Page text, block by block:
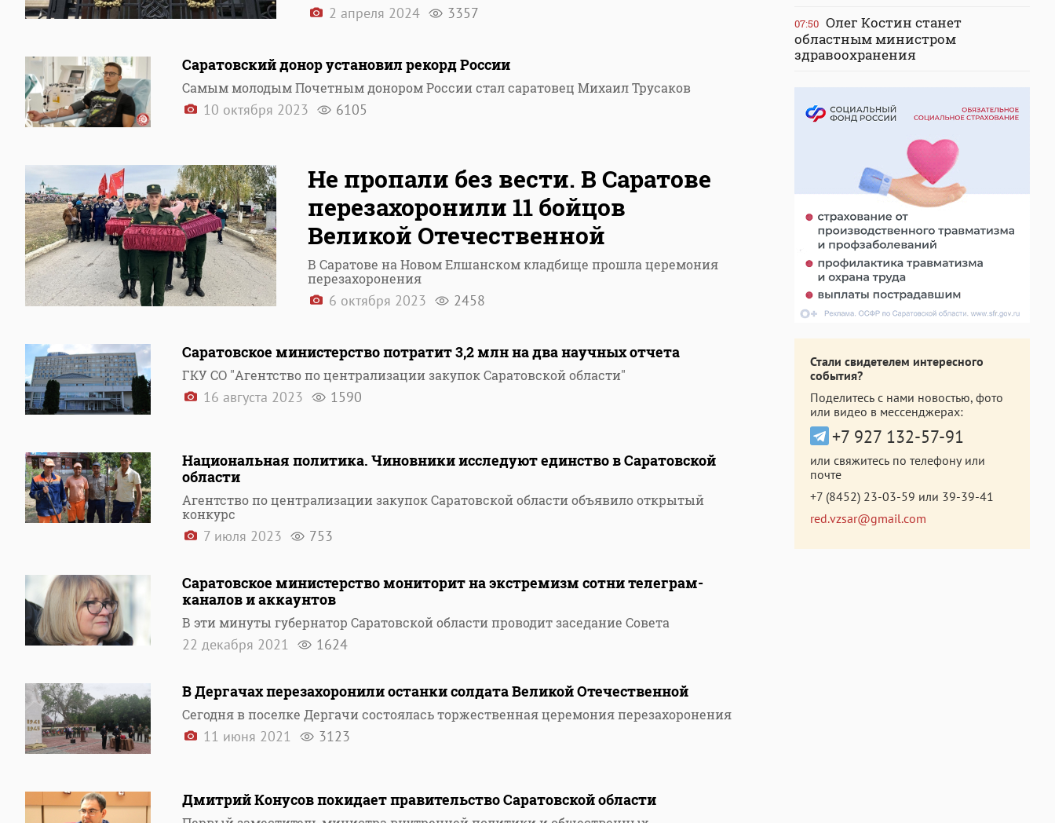
2 апреля 2024 3357
Саратовский донор установил рекорд России
Самым молодым Почетным донором России стал саратовец Михаил Трусаков
10 октября 2023 6105
Не пропали без вести. В Саратове
перезахоронили 11 бойцов
Великой Отечественной
В Саратове на Новом Елшанском кладбище прошла церемония
перезахоронения
6 октября 2023 2458
Саратовское министерство потратит 3,2 млн на два научных отчета
ГКУ СО "Агентство по централизации закупок Саратовской области"
16 августа 2023 1590
Национальная политика. Чиновники исследуют единство в Саратовской
области
Агентство по централизации закупок Саратовской области объявило открытый
конкурс
7 июля 2023 753
Саратовское министерство мониторит на экстремизм сотни телеграм-
каналов и аккаунтов
В эти минуты губернатор Саратовской области проводит заседание Совета
22 декабря 2021 1624
В Дергачах перезахоронили останки солдата Великой Отечественной
Сегодня в поселке Дергачи состоялась торжественная церемония перезахоронения
11 июня 2021 3123
Дмитрий Конусов покидает правительство Саратовской области
07:50 Олег Костин станет
областным министром
здравоохранения
Стали свидетелем интересного
события?
Поделитесь с нами новостью, фото
или видео в мессенджерах:
+7 927 132-57-91
или свяжитесь по телефону или
почте
+7 (8452) 23-03-59 или 39-39-41
red.vzsar@gmail.com